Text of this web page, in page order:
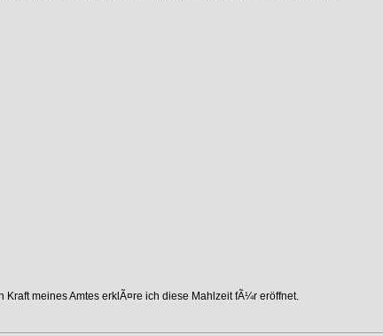
meines Amtes erklÃ¤re ich diese Mahlzeit fÃ¼r eröffnet.